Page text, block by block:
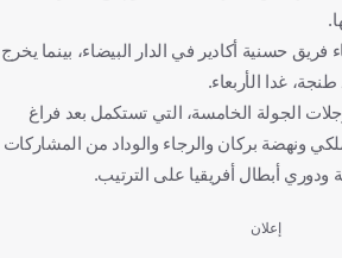
فريق حسنية أكادير في الدار البيضاء، بينما يخرج
غدا الأربعاء.
الجولة الخامسة، التي تستكمل بعد فراغ
ونهضة بركان والرجاء والوداد من المشاركات
ودوري أبطال أفريقيا على الترتيب.
إعلان